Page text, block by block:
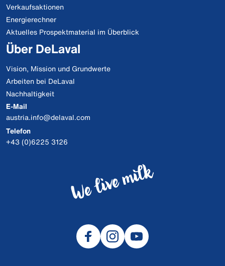
Verkaufsaktionen
Energierechner
Aktuelles Prospektmaterial im Überblick
Über DeLaval
Vision, Mission und Grundwerte
Arbeiten bei DeLaval
Nachhaltigkeit
E-Mail
austria.info@delaval.com
Telefon
+43 (0)6225 3126